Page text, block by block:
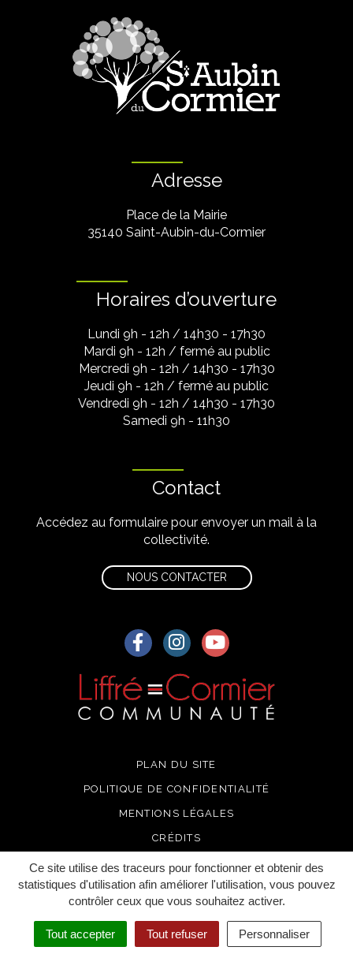
Ce site utilise des traceurs pour fonctionner et obtenir des
statistiques d'utilisation afin améliorer l'utilisation, vous pouvez
contrôler ceux que vous souhaitez activer.
Tout accepter Tout refuser Personnaliser
Adresse
Place de la Mairie
35140 Saint-Aubin-du-Cormier
Horaires d’ouverture
Lundi 9h - 12h / 14h30 - 17h30
Mardi 9h - 12h / fermé au public
Mercredi 9h - 12h / 14h30 - 17h30
Jeudi 9h - 12h / fermé au public
Vendredi 9h - 12h / 14h30 - 17h30
Samedi 9h - 11h30
Contact
Accédez au formulaire pour envoyer un mail à la
collectivité.
NOUS CONTACTER
Lien vers le compte Facebook
Lien vers le compte
Lien vers la chaîne
PLAN DU SITE
POLITIQUE DE CONFIDENTIALITÉ
MENTIONS LÉGALES
CRÉDITS